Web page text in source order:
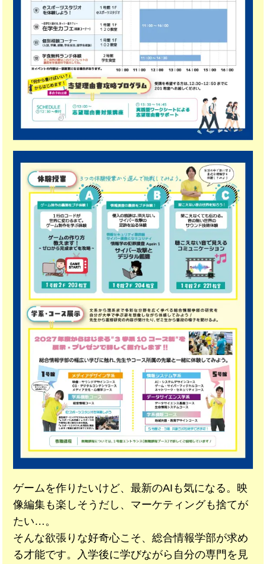
ゲームを作りたいけど、最新のAIも気になる。映
像編集も楽しそうだし、マーケティングも捨てが
たい…。
そんな欲張りな好奇心こそ、総合情報学部が求め
る才能です。入学後に学びながら自分の専門を見